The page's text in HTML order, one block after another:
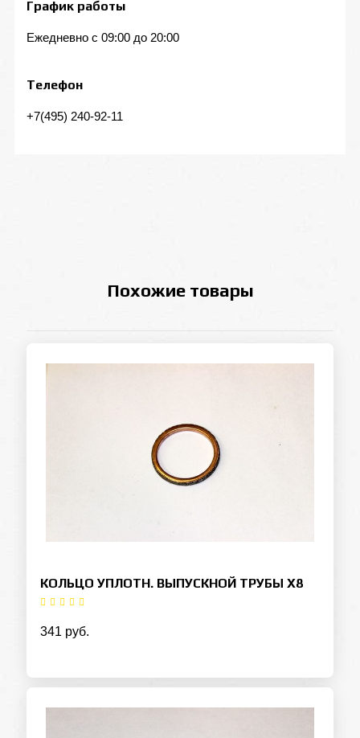
График работы
Ежедневно с 09:00 до 20:00
Телефон
+7(495) 240-92-11
Похожие товары
КОЛЬЦО УПЛОТН. ВЫПУСКНОЙ ТРУБЫ Х8
341 руб.